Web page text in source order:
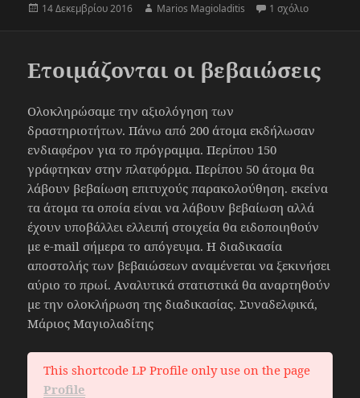
Δημοσιεύτηκε
14 Δεκεμβρίου 2016 Συντάκτης
Marios Magioladitis 1 σχόλιοστο
Ετοιμάζονται οι βεβαιώσεις
Ολοκληρώσαμε την αξιολόγηση των
δραστηριοτήτων. Πάνω από 200 άτομα εκδήλωσαν
ενδιαφέρον για το πρόγραμμα. Περίπου 150
γράφτηκαν στην πλατφόρμα. Περίπου 50 άτομα θα
λάβουν βεβαίωση επιτυχούς παρακολούθηση. εκείνα
τα άτομα τα οποία είναι να λάβουν βεβαίωση αλλά
έχουν υποβάλλει ελλειπή στοιχεία θα ειδοποιηθούν
με e-mail σήμερα το απόγευμα. Η διαδικασία
αποστολής των βεβαιώσεων αναμένεται να ξεκινήσει
αύριο το πρωί. Αναλυτικά στατιστικά θα αναρτηθούν
με την ολοκλήρωση της διαδικασίας. Συναδελφικά,
Μάριος Μαγιολαδίτης
This shortcode LP Profile only use on the page
Profile